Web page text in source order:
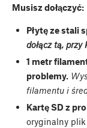
Musisz dołączyć:
Płytę ze stali
dołącz tą,
1 metr
problemy.
filamentu i
Kartę SD z
oryginalny plik